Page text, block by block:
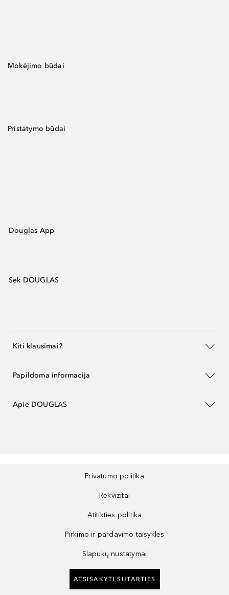
Mokėjimo būdai
Pristatymo būdai
Douglas App
Sek DOUGLAS
Kiti klausimai?
Papildoma informacija
Apie DOUGLAS
Privatumo politika
Rekvizitai
Atitikties politika
Pirkimo ir pardavimo taisyklės
Slapukų nustatymai
ATSISAKYTI SUTARTIES